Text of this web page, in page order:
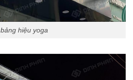
bảng hiệu yoga